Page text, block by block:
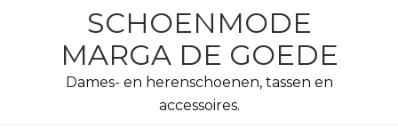
SCHOENMODE
MARGA DE GOEDE
Dames- en herenschoenen, tassen en
accessoires.